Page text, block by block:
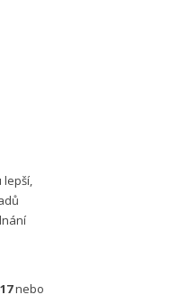
lepší,
nebo